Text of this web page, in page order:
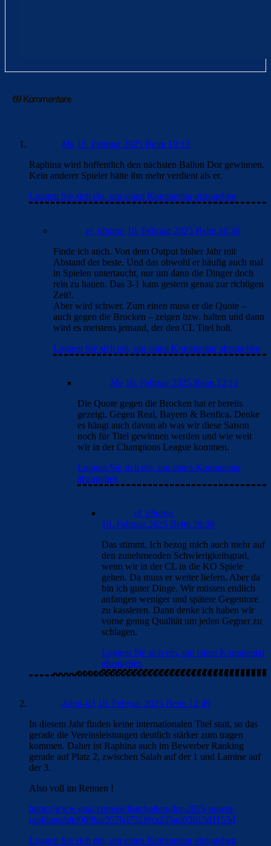
69 Kommentare
Mo 10. Februar 2025 Beim 10:13
Raphina wird hoffentlich den nächsten Ballon Dor gewinnen.
Kein anderer Spieler hätte ihn mehr verdient als er.
Loggen Sie sich ein, um einen Kommentar abzugeben
el_tiburon 10. Februar 2025 Beim 10:36
Finde ich auch. Von dem Output bisher Jahr mit
Abstand der beste. Und das obwohl er häufig auch mal
in Spielen untertaucht, nur um dann die Dinger doch
rein zu hauen. Das 3-1 kam gestern genau zur richtigen
Zeit!.
Aber wird schwer. Zum einen muss er die Quote –
auch gegen die Brocken – zeigen bzw. halten und dann
wird es meistens jemand, der den CL Titel holt.
Loggen Sie sich ein, um einen Kommentar abzugeben
Mo 10. Februar 2025 Beim 12:13
Die Quote gegen die Brocken hat er bereits
gezeigt. Gegen Real, Bayern & Benfica. Denke
es hängt auch davon ab was wir diese Saison
noch für Titel gewinnen werden und wie weit
wir in der Champions League kommen.
Loggen Sie sich ein, um einen Kommentar
abzugeben
el_tiburon
10. Februar 2025 Beim 18:38
Das stimmt. Ich bezog mich auch mehr auf
den zunehmenden Schwierigkeitsgrad,
wenn wir in der CL in die KO Spiele
gehen. Da muss er weiter liefern. Aber da
bin ich guter Dinge. Wir müssen endlich
anfangen weniger und spätere Gegentore
zu kassieren. Dann denke ich haben wir
vorne genug Qualität um jeden Gegner zu
schlagen.
Loggen Sie sich ein, um einen Kommentar
abzugeben
Alma-03 10. Februar 2025 Beim 12:49
In diesem Jahr finden keine internationalen Titel statt, so das
gerade die Vereinsleistungen deutlich stärker zum tragen
kommen. Daher ist Raphina auch im Bewerber Ranking
gerade auf Platz 2, zwischen Salah auf der 1 und Lamine auf
der 3.
Also voll im Rennen !
https://www.goal.com/en/lists/ballon-dor-2025-power-
rankings/bltd009fae5576d751f#cs235ad03615d1153d
Loggen Sie sich ein, um einen Kommentar abzugeben